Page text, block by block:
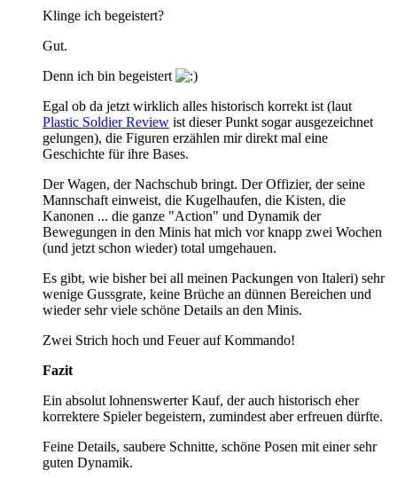
Klinge ich begeistert?
Gut.
Denn ich bin begeistert
Egal ob da jetzt wirklich alles historisch korrekt ist (laut
Plastic Soldier Review ist dieser Punkt sogar ausgezeichnet
gelungen), die Figuren erzählen mir direkt mal eine
Geschichte für ihre Bases.
Der Wagen, der Nachschub bringt. Der Offizier, der seine
Mannschaft einweist, die Kugelhaufen, die Kisten, die
Kanonen ... die ganze "Action" und Dynamik der
Bewegungen in den Minis hat mich vor knapp zwei Wochen
(und jetzt schon wieder) total umgehauen.
Es gibt, wie bisher bei all meinen Packungen von Italeri) sehr
wenige Gussgrate, keine Brüche an dünnen Bereichen und
wieder sehr viele schöne Details an den Minis.
Zwei Strich hoch und Feuer auf Kommando!
Fazit
Ein absolut lohnenswerter Kauf, der auch historisch eher
korrektere Spieler begeistern, zumindest aber erfreuen dürfte.
Feine Details, saubere Schnitte, schöne Posen mit einer sehr
guten Dynamik.